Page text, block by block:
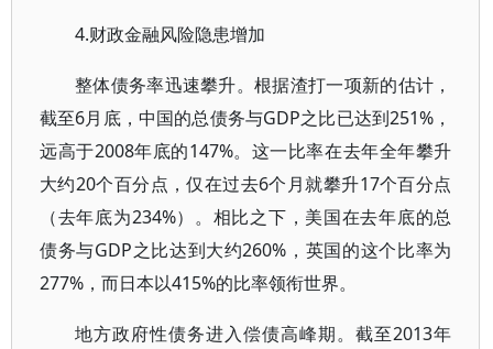
4.财政金融风险隐患增加
整体债务率迅速攀升。根据渣打一项新的估计，
截至6月底，中国的总债务与GDP之比已达到251%，
远高于2008年底的147%。这一比率在去年全年攀升
大约20个百分点，仅在过去6个月就攀升17个百分点
（去年底为234%）。相比之下，美国在去年底的总
债务与GDP之比达到大约260%，英国的这个比率为
277%，而日本以415%的比率领衔世界。
地方政府性债务进入偿债高峰期。截至2013年